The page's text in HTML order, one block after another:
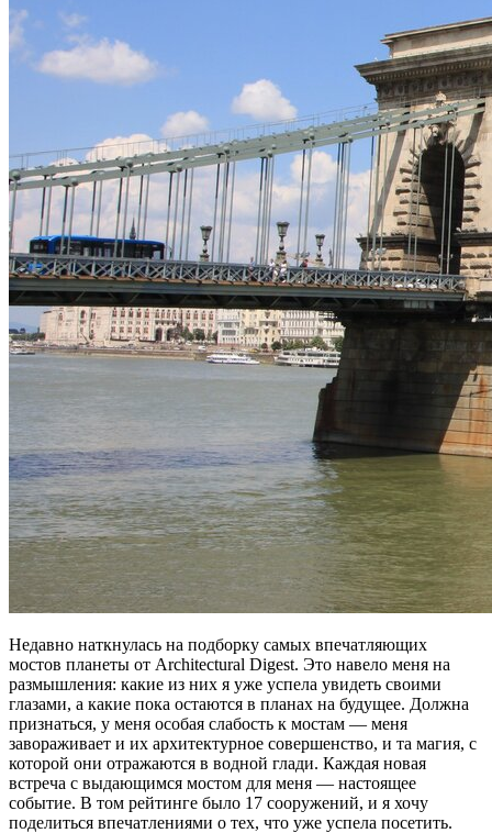
Недавно наткнулась на подборку самых впечатляющих
мостов планеты от Architectural Digest. Это навело меня на
размышления: какие из них я уже успела увидеть своими
глазами, а какие пока остаются в планах на будущее. Должна
признаться, у меня особая слабость к мостам — меня
завораживает и их архитектурное совершенство, и та магия, с
которой они отражаются в водной глади. Каждая новая
встреча с выдающимся мостом для меня — настоящее
событие. В том рейтинге было 17 сооружений, и я хочу
поделиться впечатлениями о тех, что уже успела посетить.